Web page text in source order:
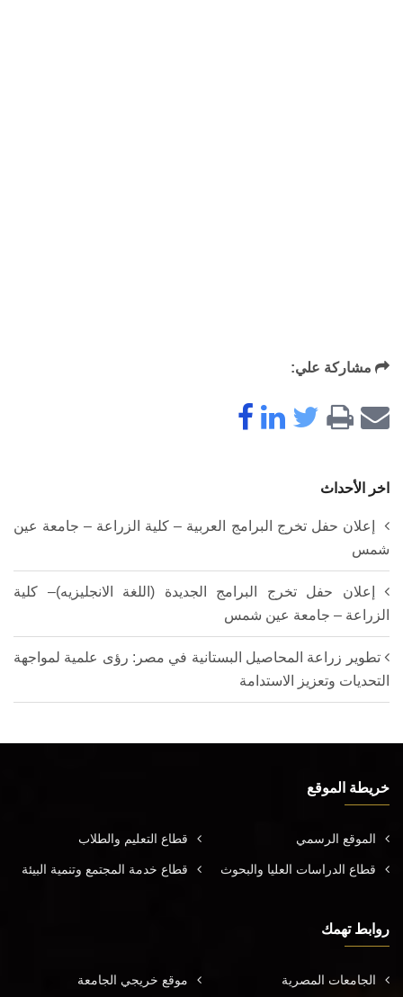
مشاركة علي:
اخر الأحداث
إعلان حفل تخرج البرامج العربية – كلية الزراعة – جامعة عين
شمس
إعلان حفل تخرج البرامج الجديدة (اللغة الانجليزيه)– كلية
الزراعة – جامعة عين شمس
تطوير زراعة المحاصيل البستانية في مصر: رؤى علمية لمواجهة
التحديات وتعزيز الاستدامة
خريطة الموقع
الموقع الرسمي قطاع التعليم والطلاب
قطاع الدراسات العليا والبحوث قطاع خدمة المجتمع وتنمية البيئة
روابط تهمك
الجامعات المصرية موقع خريجي الجامعة